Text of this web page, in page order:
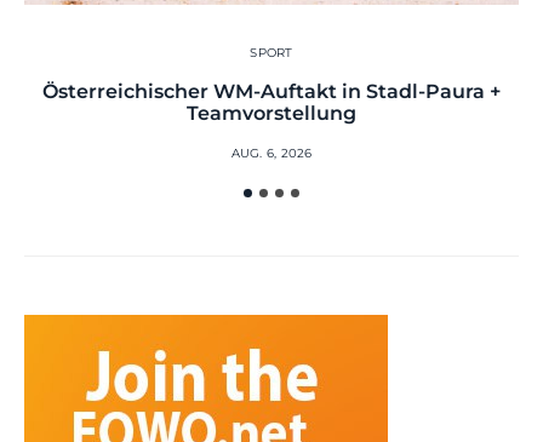
SPORT
Österreichischer WM-Auftakt in Stadl-Paura +
Teamvorstellung
AUG. 6, 2026